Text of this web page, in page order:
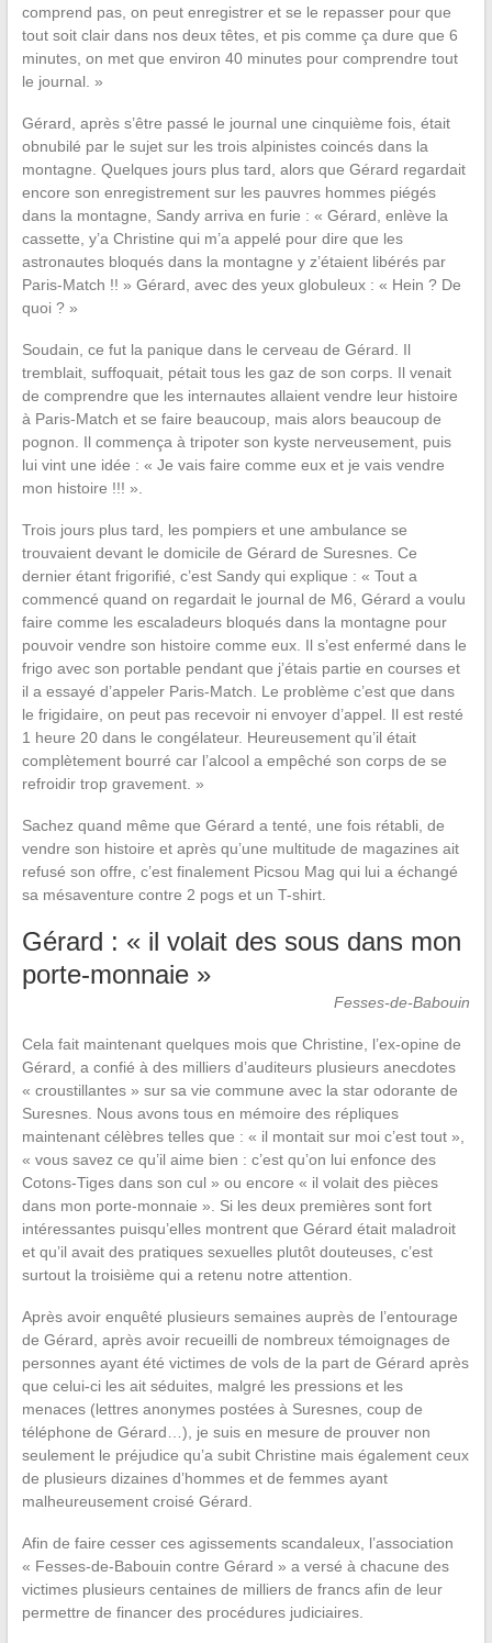
comprend pas, on peut enregistrer et se le repasser pour que
tout soit clair dans nos deux têtes, et pis comme ça dure que 6
minutes, on met que environ 40 minutes pour comprendre tout
le journal. »
Gérard, après s’être passé le journal une cinquième fois, était
obnubilé par le sujet sur les trois alpinistes coincés dans la
montagne. Quelques jours plus tard, alors que Gérard regardait
encore son enregistrement sur les pauvres hommes piégés
dans la montagne, Sandy arriva en furie : « Gérard, enlève la
cassette, y’a Christine qui m’a appelé pour dire que les
astronautes bloqués dans la montagne y z’étaient libérés par
Paris-Match !! » Gérard, avec des yeux globuleux : « Hein ? De
quoi ? »
Soudain, ce fut la panique dans le cerveau de Gérard. Il
tremblait, suffoquait, pétait tous les gaz de son corps. Il venait
de comprendre que les internautes allaient vendre leur histoire
à Paris-Match et se faire beaucoup, mais alors beaucoup de
pognon. Il commença à tripoter son kyste nerveusement, puis
lui vint une idée : « Je vais faire comme eux et je vais vendre
mon histoire !!! ».
Trois jours plus tard, les pompiers et une ambulance se
trouvaient devant le domicile de Gérard de Suresnes. Ce
dernier étant frigorifié, c’est Sandy qui explique : « Tout a
commencé quand on regardait le journal de M6, Gérard a voulu
faire comme les escaladeurs bloqués dans la montagne pour
pouvoir vendre son histoire comme eux. Il s’est enfermé dans le
frigo avec son portable pendant que j’étais partie en courses et
il a essayé d’appeler Paris-Match. Le problème c’est que dans
le frigidaire, on peut pas recevoir ni envoyer d’appel. Il est resté
1 heure 20 dans le congélateur. Heureusement qu’il était
complètement bourré car l’alcool a empêché son corps de se
refroidir trop gravement. »
Sachez quand même que Gérard a tenté, une fois rétabli, de
vendre son histoire et après qu’une multitude de magazines ait
refusé son offre, c’est finalement Picsou Mag qui lui a échangé
sa mésaventure contre 2 pogs et un T-shirt.
Gérard : « il volait des sous dans mon
porte-monnaie »
Fesses-de-Babouin
Cela fait maintenant quelques mois que Christine, l’ex-opine de
Gérard, a confié à des milliers d’auditeurs plusieurs anecdotes
« croustillantes » sur sa vie commune avec la star odorante de
Suresnes. Nous avons tous en mémoire des répliques
maintenant célèbres telles que : « il montait sur moi c’est tout »,
« vous savez ce qu’il aime bien : c’est qu’on lui enfonce des
Cotons-Tiges dans son cul » ou encore « il volait des pièces
dans mon porte-monnaie ». Si les deux premières sont fort
intéressantes puisqu’elles montrent que Gérard était maladroit
et qu’il avait des pratiques sexuelles plutôt douteuses, c’est
surtout la troisième qui a retenu notre attention.
Après avoir enquêté plusieurs semaines auprès de l’entourage
de Gérard, après avoir recueilli de nombreux témoignages de
personnes ayant été victimes de vols de la part de Gérard après
que celui-ci les ait séduites, malgré les pressions et les
menaces (lettres anonymes postées à Suresnes, coup de
téléphone de Gérard…), je suis en mesure de prouver non
seulement le préjudice qu’a subit Christine mais également ceux
de plusieurs dizaines d’hommes et de femmes ayant
malheureusement croisé Gérard.
Afin de faire cesser ces agissements scandaleux, l’association
« Fesses-de-Babouin contre Gérard » a versé à chacune des
victimes plusieurs centaines de milliers de francs afin de leur
permettre de financer des procédures judiciaires.